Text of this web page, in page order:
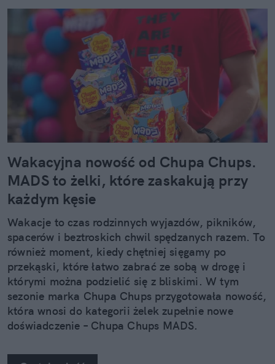
Wakacyjna nowość od Chupa Chups.
MADS to żelki, które zaskakują przy
każdym kęsie
Wakacje to czas rodzinnych wyjazdów, pikników,
spacerów i beztroskich chwil spędzanych razem. To
również moment, kiedy chętniej sięgamy po
przekąski, które łatwo zabrać ze sobą w drogę i
którymi można podzielić się z bliskimi. W tym
sezonie marka Chupa Chups przygotowała nowość,
która wnosi do kategorii żelek zupełnie nowe
doświadczenie – Chupa Chups MADS.